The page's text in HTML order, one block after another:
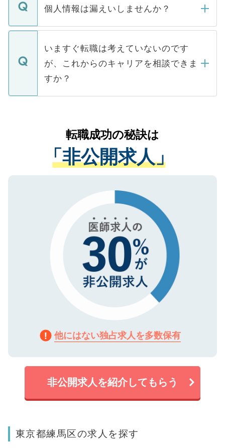
■応募殺到を避けるため 人気のある医療機
関を公にしてしまうと、応募が殺到する場
に、医療機関が求める条件に合った人材の
みを人材紹介会社に依頼するケースが増え
ています。
ん。また、仮に応募先から内定をいただい
定を承諾する必要はありません。内定先へ
の辞退の連絡はキャリアパートナーが行い
ますので、ご安心ください。
個人情報は漏えいしませんか？
個人情報が漏えいすることはありませんの
で、ご安心ください。当サイトからの登録
などで収集したご登録者様の個人情報は、
ご本人のキャリアアップおよび転職活動の
支援を目的に使用いたします。お預かりし
ているすべての個人データはご本人の許可
は、個人情報の取り扱いについての厳密な
管理基準を満たした事業者のみに付与され
る、プライバシーマークを取得済みです。
ご登録いただいた個人情報は、SSL（デー
で、機密保持に関してもご安心ください。
いますぐ転職は考えていないのです
が、これからのキャリアを相談できま
すか？
かがいして、現在の医療機関の状況や紹介
経験をまじえながら、適切なアドバイスを
させていただきます。すぐにご転職をされ
ない方には、長期的なサポートが可能です
ので、まずはご登録ください。
転職成功の秘訣は
「非公開求人」
他にはない独占求人を多数保有
非公開求人を紹介してもらう
東京都練馬区の求人を探す